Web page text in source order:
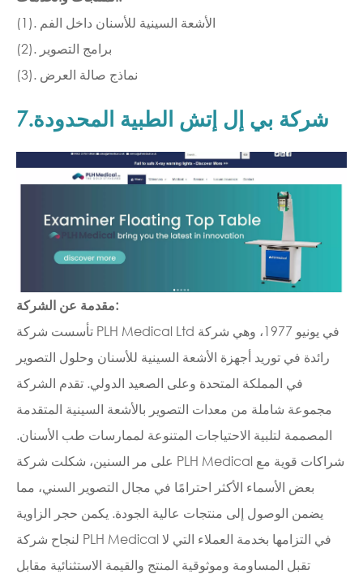
(1). الأشعة السينية للأسنان داخل الفم
(2). برامج التصوير
(3). نماذج صالة العرض
7.شركة بي إل إتش الطبية المحدودة
مقدمة عن الشركة:
تأسست شركة PLH Medical Ltd في يونيو 1977، وهي شركة
رائدة في توريد أجهزة الأشعة السينية للأسنان وحلول التصوير
في المملكة المتحدة وعلى الصعيد الدولي. تقدم الشركة
مجموعة شاملة من معدات التصوير بالأشعة السينية المتقدمة
المصممة لتلبية الاحتياجات المتنوعة لممارسات طب الأسنان.
على مر السنين، شكلت شركة PLH Medical شراكات قوية مع
بعض الأسماء الأكثر احترامًا في مجال التصوير السني، مما
يضمن الوصول إلى منتجات عالية الجودة. يكمن حجر الزاوية
لنجاح شركة PLH Medical في التزامها بخدمة العملاء التي لا
تقبل المساومة وموثوقية المنتج والقيمة الاستثنائية مقابل